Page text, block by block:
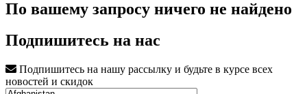
По вашему запросу ничего не найдено
Подпишитесь на нас
Подпишитесь на нашу рассылку и будьте в курсе всех
новостей и скидок